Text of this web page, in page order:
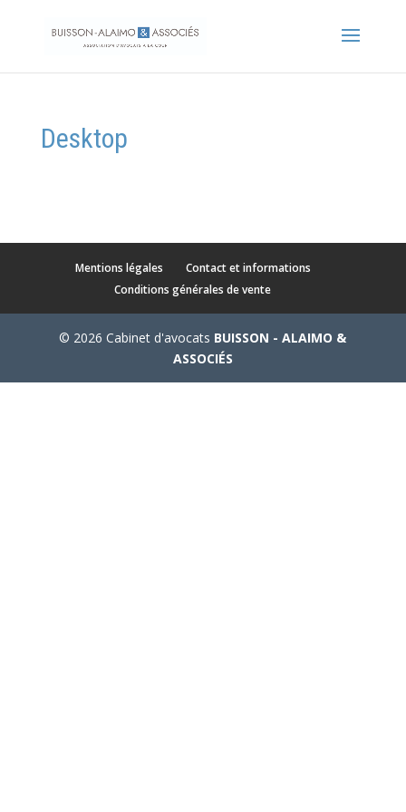
Desktop
Mentions légales
Contact et informations
Conditions générales de vente
© 2026 Cabinet d'avocats BUISSON - ALAIMO &
ASSOCIÉS